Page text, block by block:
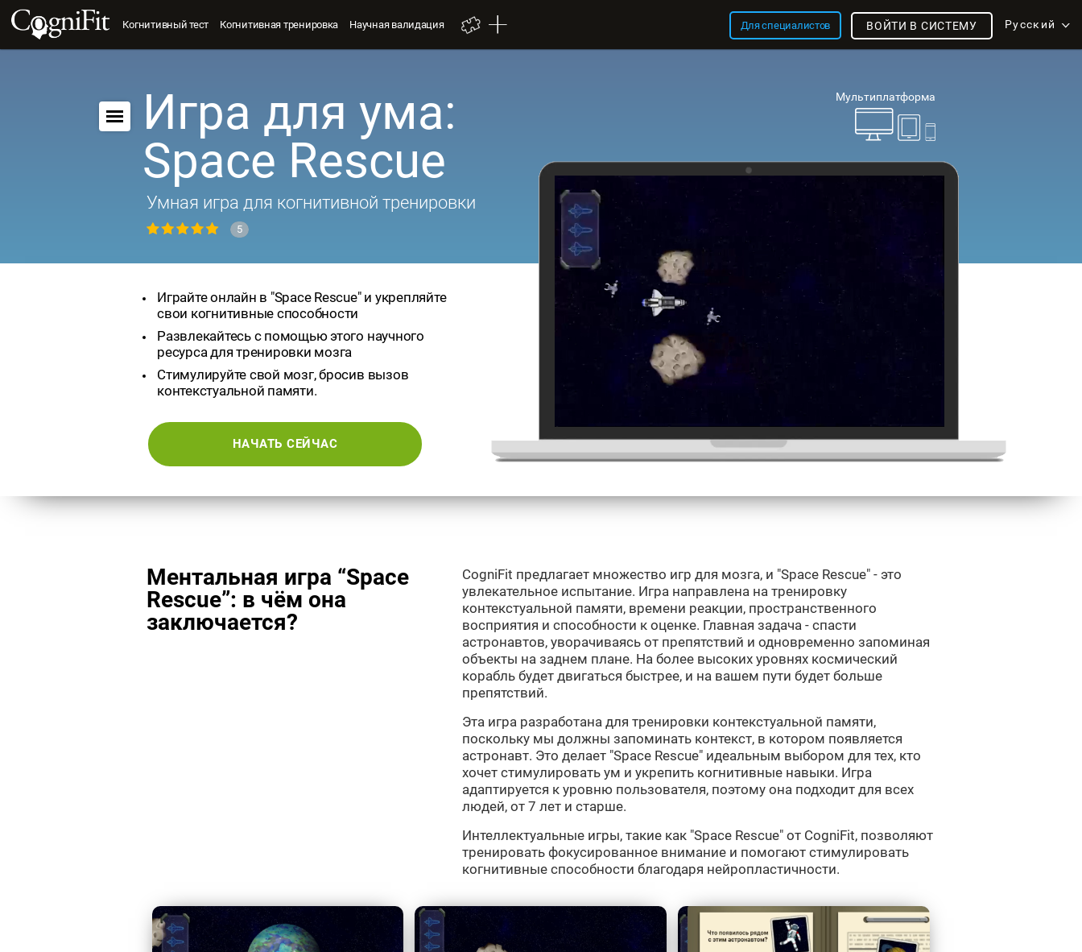
Когнитивный тест Когнитивная тренировка Научная валидация Для специалистов Русский
ВОЙТИ В СИСТЕМУ
Мультиплатформа
Игра для ума:
Space Rescue
Умная игра для когнитивной тренировки
5
Играйте онлайн в "Space Rescue" и укрепляйте
свои когнитивные способности
Развлекайтесь с помощью этого научного
ресурса для тренировки мозга
Стимулируйте свой мозг, бросив вызов
контекстуальной памяти.
НАЧАТЬ СЕЙЧАС
Ментальная игра “Space
Rescue”: в чём она
заключается?
CogniFit предлагает множество игр для мозга, и "Space Rescue" - это
увлекательное испытание. Игра направлена на тренировку
контекстуальной памяти, времени реакции, пространственного
восприятия и способности к оценке. Главная задача - спасти
астронавтов, уворачиваясь от препятствий и одновременно запоминая
объекты на заднем плане. На более высоких уровнях космический
корабль будет двигаться быстрее, и на вашем пути будет больше
препятствий.
Эта игра разработана для тренировки контекстуальной памяти,
поскольку мы должны запоминать контекст, в котором появляется
астронавт. Это делает "Space Rescue" идеальным выбором для тех, кто
хочет стимулировать ум и укрепить когнитивные навыки. Игра
адаптируется к уровню пользователя, поэтому она подходит для всех
людей, от 7 лет и старше.
Интеллектуальные игры, такие как "Space Rescue" от CogniFit, позволяют
тренировать фокусированное внимание и помогают стимулировать
когнитивные способности благодаря нейропластичности.